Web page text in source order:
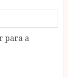
para a